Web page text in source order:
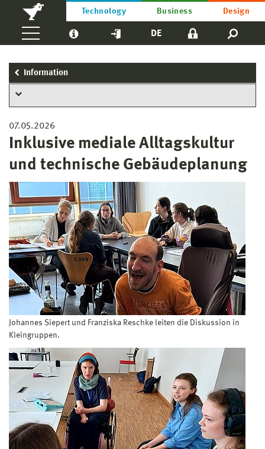
Technology Business Design
DE
Information
07.05.2026
Inklusive mediale Alltagskultur
und technische Gebäudeplanung
Johannes Siepert und Franziska Reschke leiten die Diskussion in
Kleingruppen.